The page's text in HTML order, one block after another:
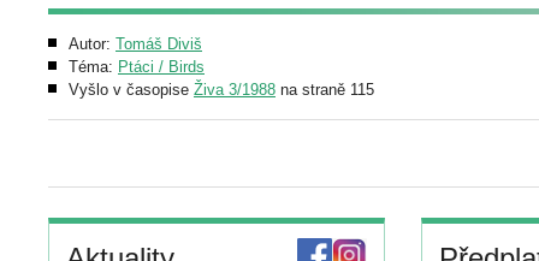
Autor: Tomáš Diviš
Téma: Ptáci / Birds
Vyšlo v časopise Živa 3/1988 na straně 115